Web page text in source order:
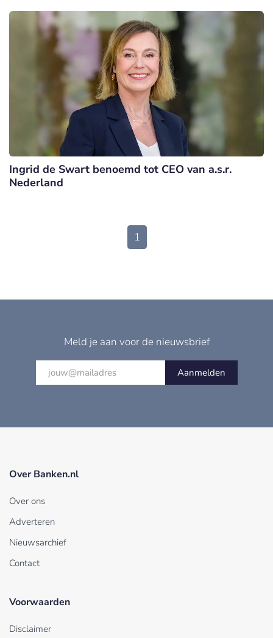
Ingrid de Swart benoemd tot CEO van a.s.r.
Nederland
1
Meld je aan voor de nieuwsbrief
Aanmelden
Over Banken.nl
Over ons
Adverteren
Nieuwsarchief
Contact
Voorwaarden
Disclaimer